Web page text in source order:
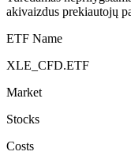
akivaizdus prekiautojų
ETF Name
XLE_CFD.ETF
Market
Stocks
Costs